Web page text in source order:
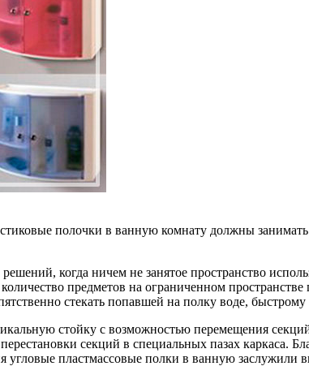
полочки в ванную комнату должны
когда ничем не занятое пространство
предметов на ограниченном
стекать попавшей на полку воде,
стойку с возможностью перемещения
секций в специальных пазах каркаса.
угловые пластмассовые полки в ванную заслужили